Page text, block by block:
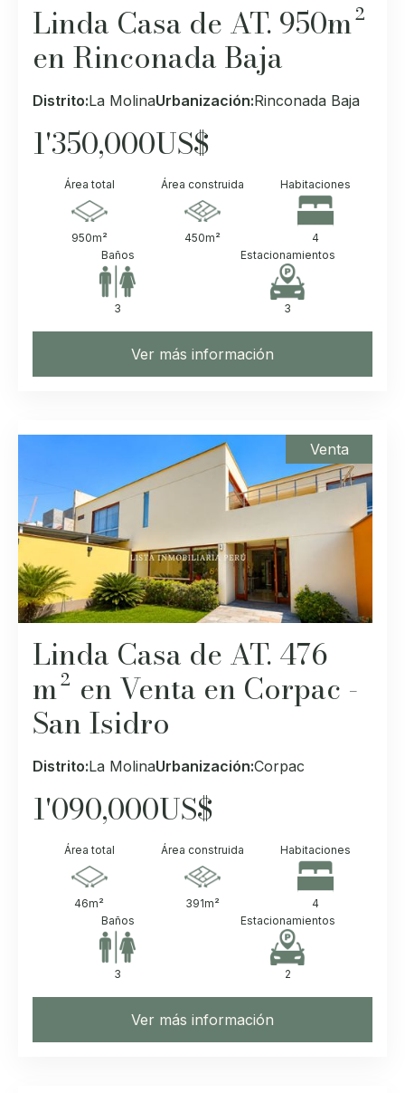
Linda Casa de AT. 950m²
en Rinconada Baja
Distrito:La MolinaUrbanización:Rinconada Baja
1'350,000US$
Área total
950m²
Área construida
450m²
Habitaciones
4
Baños
3
Estacionamientos
3
Ver más información
Venta
Linda Casa de AT. 476
m² en Venta en Corpac -
San Isidro
Distrito:La MolinaUrbanización:Corpac
1'090,000US$
Área total
46m²
Área construida
391m²
Habitaciones
4
Baños
3
Estacionamientos
2
Ver más información